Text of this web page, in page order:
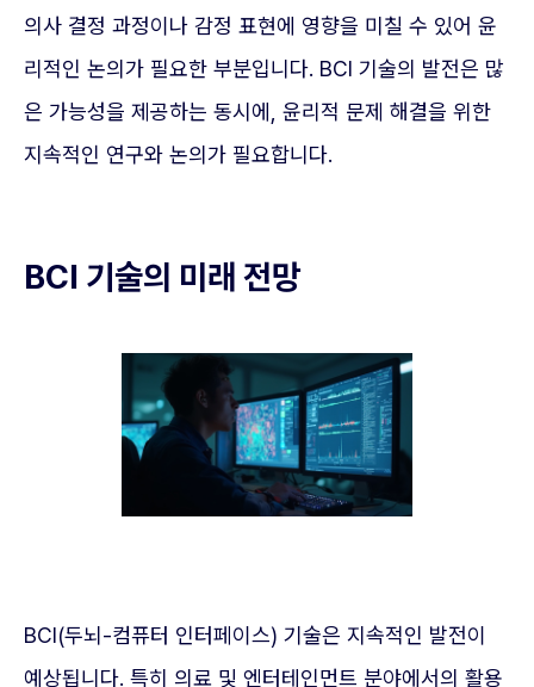
의사 결정 과정이나 감정 표현에 영향을 미칠 수 있어 윤
리적인 논의가 필요한 부분입니다. BCI 기술의 발전은 많
은 가능성을 제공하는 동시에, 윤리적 문제 해결을 위한
지속적인 연구와 논의가 필요합니다.
BCI 기술의 미래 전망
BCI(두뇌-컴퓨터 인터페이스) 기술은 지속적인 발전이
예상됩니다. 특히 의료 및 엔터테인먼트 분야에서의 활용